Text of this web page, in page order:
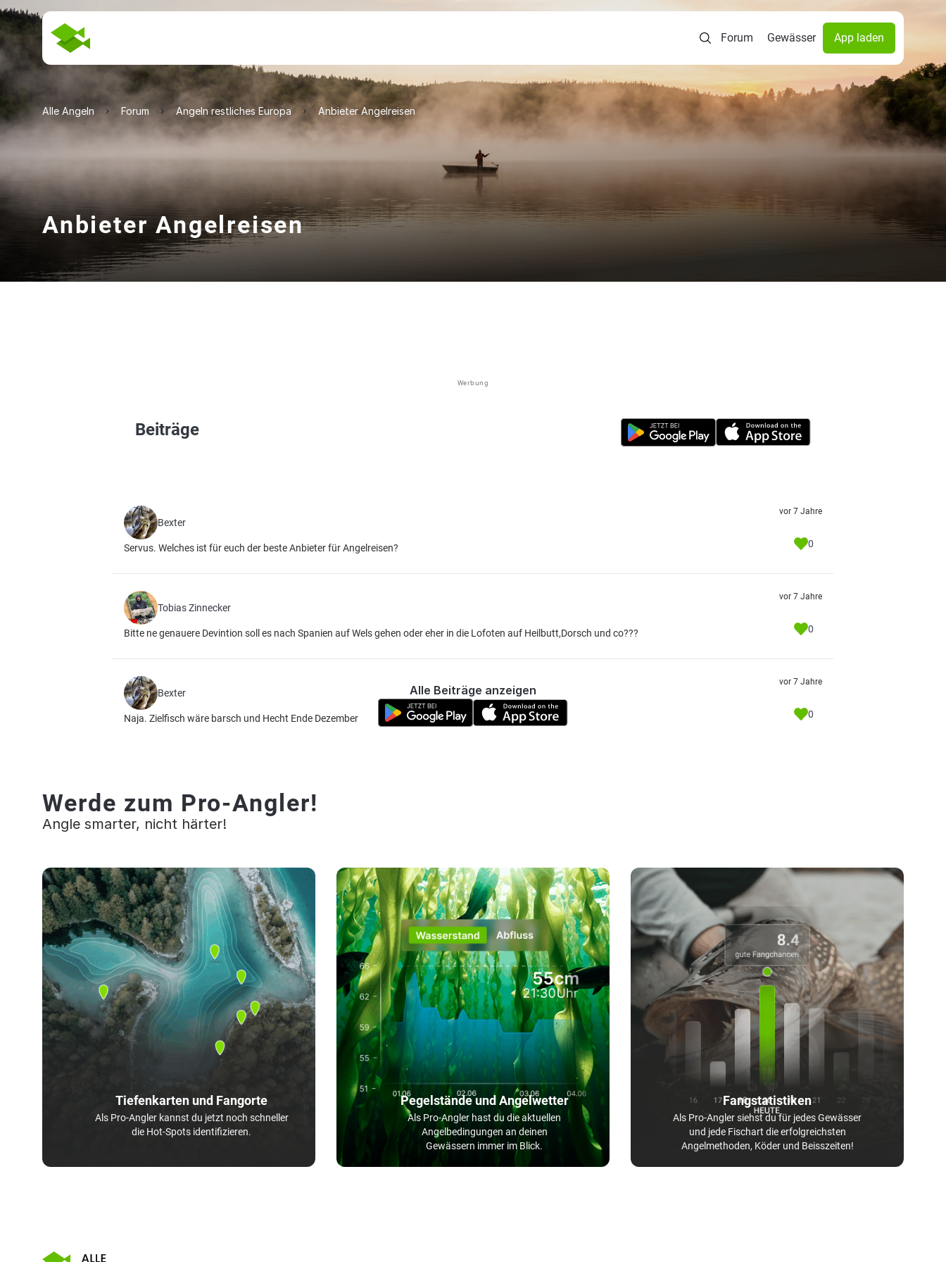
Forum Gewässer App laden
Alle Angeln Forum Angeln restliches Europa Anbieter Angelreisen
Anbieter Angelreisen
Werbung
Beiträge
Bexter
Servus. Welches ist für euch der beste Anbieter für Angelreisen?
vor 7 Jahre
0
Tobias Zinnecker
Bitte ne genauere Devintion soll es nach Spanien auf Wels gehen oder eher in die Lofoten auf Heilbutt,Dorsch und co???
vor 7 Jahre
0
Bexter
Naja. Zielfisch wäre barsch und Hecht Ende Dezember
vor 7 Jahre
0
Alle Beiträge anzeigen
Werde zum Pro-Angler!
Angle smarter, nicht härter!
Tiefenkarten und Fangorte
Als Pro-Angler kannst du jetzt noch schneller
die Hot-Spots identifizieren.
Pegelstände und Angelwetter
Als Pro-Angler hast du die aktuellen
Angelbedingungen an deinen
Gewässern immer im Blick.
Fangstatistiken
Als Pro-Angler siehst du für jedes Gewässer
und jede Fischart die erfolgreichsten
Angelmethoden, Köder und Beisszeiten!